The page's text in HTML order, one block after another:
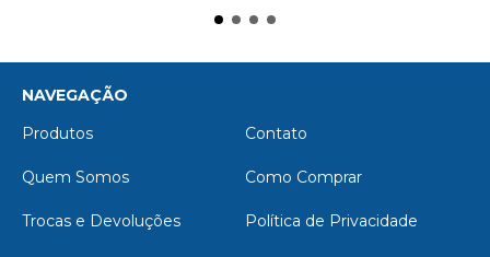
NAVEGAÇÃO
Produtos
Contato
Quem Somos Como Comprar
Trocas e Devoluções Política de Privacidade